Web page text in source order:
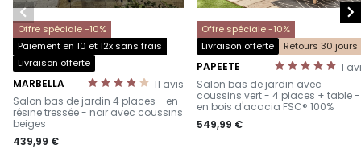
Offre spéciale -10%
Paiement en 10 et 12x sans frais
Livraison offerte
11 avis
MARBELLA
-
Salon bas de jardin 4 places - en
résine tressée - noir avec coussins
beiges
439,99 €
Offre spéciale -10%
Livraison offerte
Retours 30 jours
1
PAPEETE
-
Salon bas de jardin avec
coussins vert - 4 places + table -
en bois d'acacia FSC® 100%
549,99 €
 